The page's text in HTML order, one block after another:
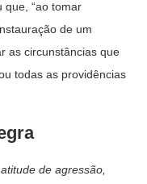
que, “ao tomar
de um
as circunstâncias que
todas as providências
de agressão,